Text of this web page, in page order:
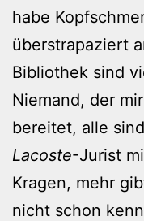
habe
überstrapaziert
Bibliothek sind
Niemand, der
bereitet, alle
Lacoste-Jurist
Kragen, mehr
nicht schon